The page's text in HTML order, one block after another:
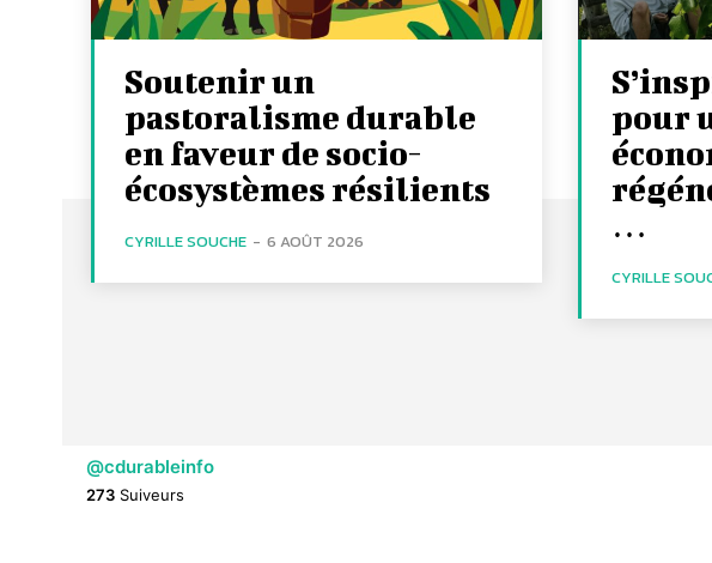
Soutenir un
pastoralisme durable
en faveur de socio-
écosystèmes résilients
CYRILLE SOUCHE - 6 AOÛT 2026
pour
…
CYRILLE
@cdurableinfo
273 Suiveurs